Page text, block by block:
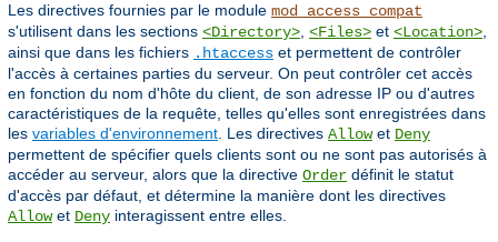
Les directives fournies par le module mod_access_compat
s'utilisent dans les sections <Directory> <Files> et <Location>
ainsi que dans les fichiers .htaccess et permettent de contrôler
l'accès à certaines parties du serveur. On peut contrôler cet accès
en fonction du nom d'hôte du client, de son adresse IP ou d'autres
caractéristiques de la requête, telles qu'elles sont enregistrées dans
les variables d'environnement . Les directives Allowet Deny
permettent de spécifier quels clients sont ou ne sont pas autorisés à
accéder au serveur, alors que la directive Order définit le statut
d'accès par défaut, et détermine la manière dont les directives
Allowet Deny interagissent entre elles.